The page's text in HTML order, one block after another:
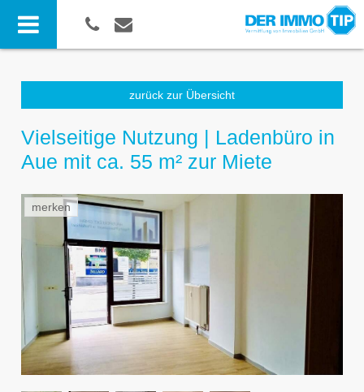
zurück zur Übersicht
Vielseitige Nutzung | Ladenbüro in
Aue mit ca. 55 m² zur Miete
merken